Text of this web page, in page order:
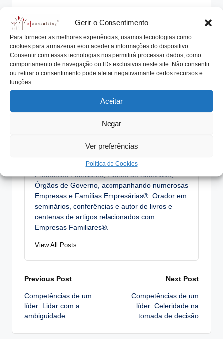
Gerir o Consentimento
Para fornecer as melhores experiências, usamos tecnologias como
cookies para armazenar e/ou aceder a informações do dispositivo.
Consentir com essas tecnologias nos permitirá processar dados, como
comportamento de navegação ou IDs exclusivos neste site. Não consentir
ou retirar o consentimento pode afetar negativamante certos recursos e
funções.
Aceitar
Negar
Ver preferências
Política de Cookies
Nota: Este texto faz parte da coluna “Empresas Familiares
– Perguntas e Respostas“, publicada no jornal “Metal” de 31
de janeiro de 2016
gaef
superior. Especialista na elaboração de
Protocolos Familiares, Planos de Sucessão,
Órgãos de Governo, acompanhando numerosas
Empresas e Famílias Empresárias®. Orador em
seminários, conferências e autor de livros e
centenas de artigos relacionados com
Empresas Familiares®.
View All Posts
Post
navigation
Previous Post
Competências de um
líder: Lidar com a
ambiguidade
Next Post
Competências de um
líder: Celeridade na
tomada de decisão